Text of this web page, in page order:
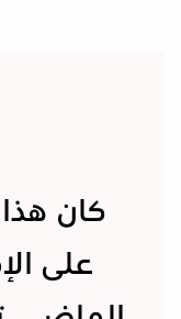
كان
على